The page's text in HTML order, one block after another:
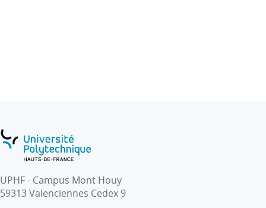
UPHF - Campus Mont Houy
59313 Valenciennes Cedex 9